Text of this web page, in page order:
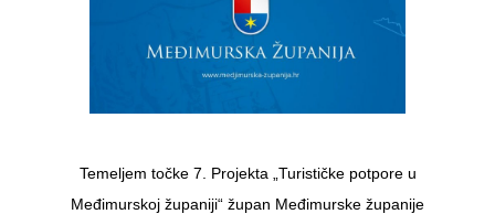
Temeljem točke 7. Projekta „Turističke potpore u
Međimurskoj županiji“ župan Međimurske županije